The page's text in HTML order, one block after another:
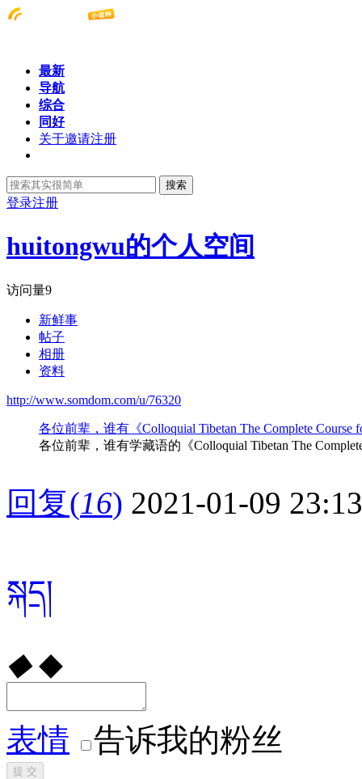
最新
导航
综合
同好
关于邀请注册
搜索
登录注册
huitongwu的个人空间
访问量9
新鲜事
帖子
相册
资料
http://www.somdom.com/u/76320
各位前辈，谁有《Colloquial Tibetan The Complete Course
各位前辈，谁有学藏语的《Colloquial Tibetan The
回复(16) 2021-01-09 23:13
སྐད།
◆ ◆
表情 告诉我的粉丝
提 交